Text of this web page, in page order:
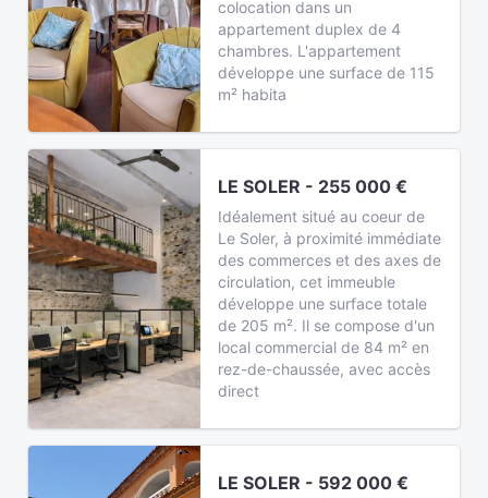
colocation dans un
appartement duplex de 4
chambres. L'appartement
développe une surface de 115
m² habita
LE SOLER - 255 000 €
Idéalement situé au coeur de
Le Soler, à proximité immédiate
des commerces et des axes de
circulation, cet immeuble
développe une surface totale
de 205 m². Il se compose d'un
local commercial de 84 m² en
rez-de-chaussée, avec accès
direct
LE SOLER - 592 000 €